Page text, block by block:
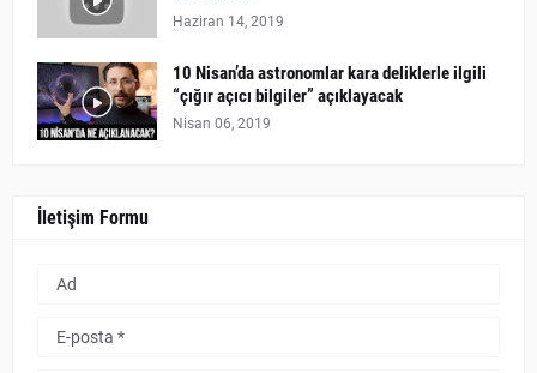
Haziran 14, 2019
10 Nisan’da astronomlar kara deliklerle ilgili
“çığır açıcı bilgiler” açıklayacak
Nisan 06, 2019
İletişim Formu